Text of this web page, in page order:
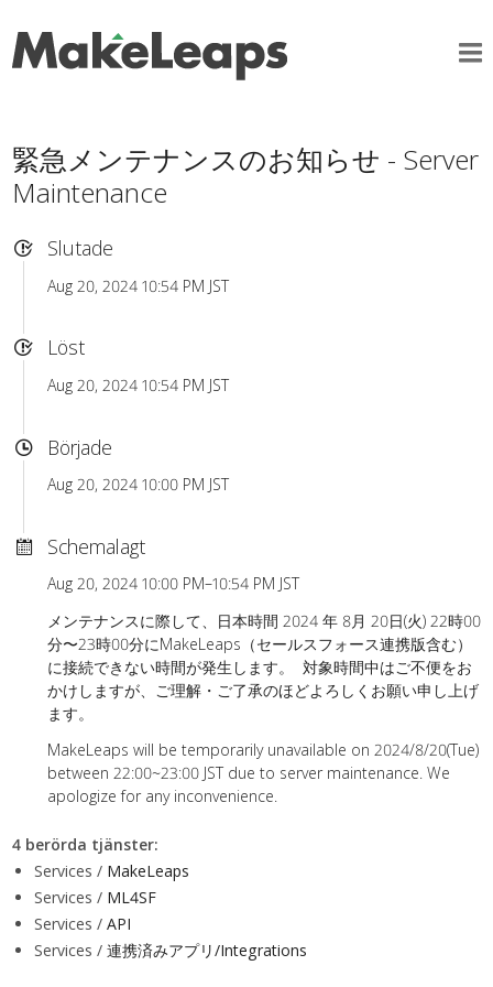
緊急メンテナンスのお知らせ - Server
Maintenance
Slutade
Aug 20, 2024 10:54 PM JST
Löst
Aug 20, 2024 10:54 PM JST
Började
Aug 20, 2024 10:00 PM JST
Schemalagt
Aug 20, 2024 10:00 PM–10:54 PM JST
メンテナンスに際して、日本時間 2024 年 8月 20日(火) 22時00
分〜23時00分にMakeLeaps（セールスフォース連携版含む）
に接続できない時間が発生します。 対象時間中はご不便をお
かけしますが、ご理解・ご了承のほどよろしくお願い申し上げ
ます。
MakeLeaps will be temporarily unavailable on 2024/8/20(Tue)
between 22:00~23:00 JST due to server maintenance. We
apologize for any inconvenience.
4 berörda tjänster:
Services / MakeLeaps
Services / ML4SF
Services / API
Services / 連携済みアプリ/Integrations